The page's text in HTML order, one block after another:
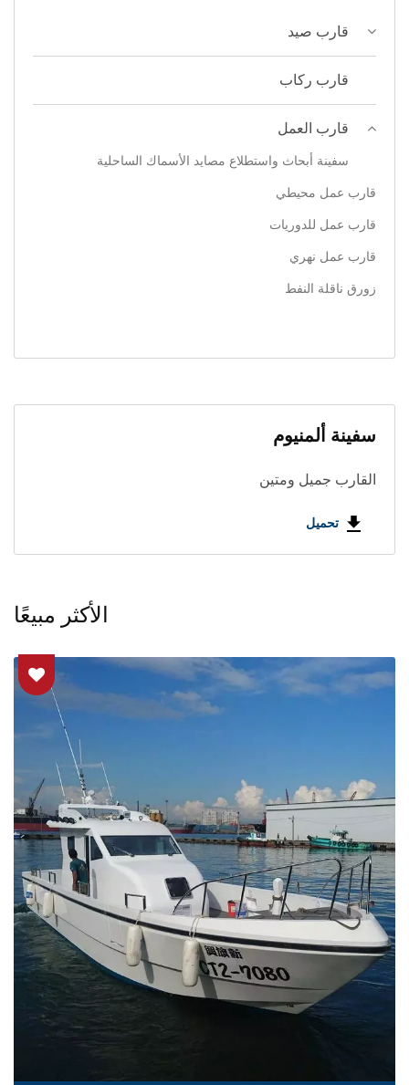
قارب صيد
قارب ركاب
قارب العمل
سفينة أبحاث واستطلاع مصايد الأسماك الساحلية
قارب عمل محيطي
قارب عمل للدوريات
قارب عمل نهري
زورق ناقلة النفط
سفينة ألمنيوم
القارب جميل ومتين
تحميل
الأكثر مبيعًا